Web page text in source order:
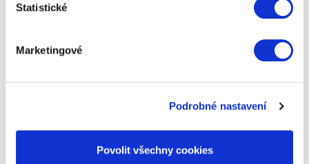
Statistické
Marketingové
Podrobné nastavení
Povolit všechny cookies